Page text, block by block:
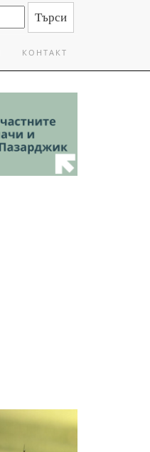
КОНТАКТ